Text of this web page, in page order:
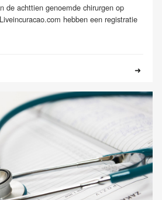
de achttien genoemde chirurgen op
hebben een registratie